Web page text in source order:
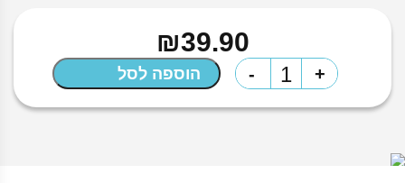
₪39.90
+
כמות
של
מרטיני
- הוספה לסל